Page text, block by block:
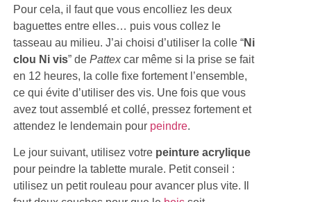
Pour cela, il faut que vous encolliez les deux
baguettes entre elles… puis vous collez le
tasseau au milieu. J’ai choisi d’utiliser la colle “Ni
clou Ni vis” dePattexcar même si la prise se fait
en 12 heures, la colle fixe fortement l’ensemble,
ce qui évite d’utiliser des vis. Une fois que vous
avez tout assemblé et collé, pressez fortement et
attendez le lendemain pour peindre.
Le jour suivant, utilisez votre peinture acrylique
pour peindre la tablette murale. Petit conseil :
utilisez un petit rouleau pour avancer plus vite. Il